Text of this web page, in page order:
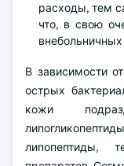
расходы, тем
что, в свою
внебольничных
В зависимости
острых
кожи
липопептиды,